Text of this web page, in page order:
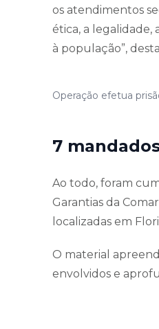
os atendimentos
ética, a legalidade,
à população”,
Operação efetua
7
Ao todo, foram
Garantias da
localizadas em
O material
envolvidos e